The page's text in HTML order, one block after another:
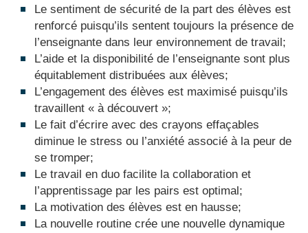
Le sentiment de sécurité de la part des élèves est
renforcé puisqu’ils sentent toujours la présence de
l’enseignante dans leur environnement de travail;
L’aide et la disponibilité de l’enseignante sont plus
équitablement distribuées aux élèves;
L’engagement des élèves est maximisé puisqu’ils
travaillent « à découvert »;
Le fait d’écrire avec des crayons effaçables
diminue le stress ou l’anxiété associé à la peur de
se tromper;
Le travail en duo facilite la collaboration et
l’apprentissage par les pairs est optimal;
La motivation des élèves est en hausse;
La nouvelle routine crée une nouvelle dynamique